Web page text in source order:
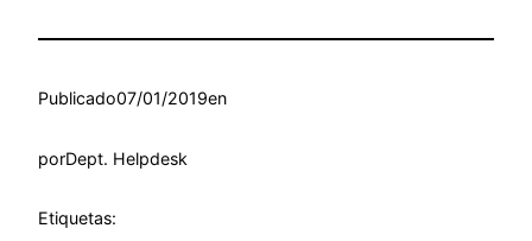
Publicado07/01/2019en
porDept. Helpdesk
Etiquetas: